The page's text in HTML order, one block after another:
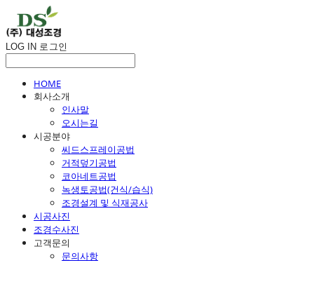
LOG IN 로그인
HOME
회사소개
인사말
오시는길
시공분야
씨드스프레이공법
거적덮기공법
코아네트공법
녹생토공법(건식/습식)
조경설계 및 식재공사
시공사진
조경수사진
고객문의
문의사항